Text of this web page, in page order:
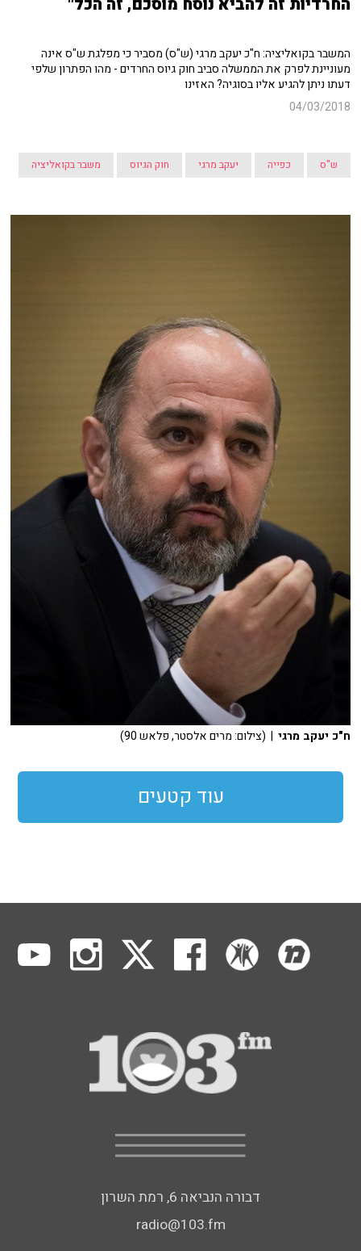
החרדיות זה להביא נוסח מוסכם, זה הכל"
המשבר בקואליציה: ח"כ יעקב מרגי (ש"ס) מסביר כי מפלגת ש"ס אינה
מעוניינת לפרק את הממשלה סביב חוק גיוס החרדים - מהו הפתרון שלפי
דעתו ניתן להגיע אליו בסוגיה? האזינו
04/03/2018
ש"ס כפייה יעקב מרגי חוק הגיוס משבר בקואליציה
ח"כ יעקב מרגי | (צילום: מרים אלסטר, פלאש 90)
עוד קטעים
דבורה הנביאה 6, רמת השרון
radio@103.fm